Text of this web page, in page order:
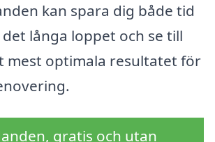
kan spara dig både tid
långa loppet och se till
mest optimala resultatet för
gratis och utan